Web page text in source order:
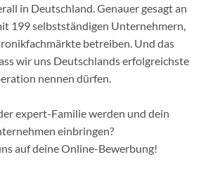
in Deutschland. Genauer gesagt an
199 selbstständigen Unternehmern,
betreiben. Und das
wir uns Deutschlands erfolgreichste
nennen dürfen.
expert-Familie werden und dein
einbringen?
auf deine Online-Bewerbung!